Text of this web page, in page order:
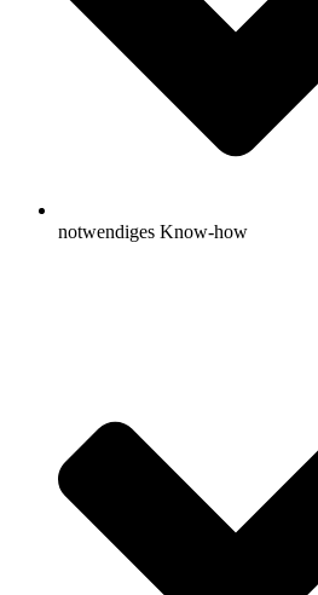
notwendiges Know-how